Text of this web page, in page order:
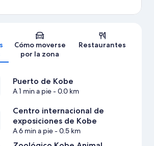
Cómo moverse
por la zona
Restaurantes
Puerto de Kobe
A 1 min a pie- 0.0 km
Centro internacional de
exposiciones de Kobe
A 6 min a pie- 0.5 km